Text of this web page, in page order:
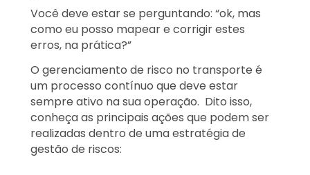
Você deve estar se perguntando: “ok, mas
como eu posso mapear e corrigir estes
erros, na prática?”
O gerenciamento de risco no transporte é
um processo contínuo que deve estar
sempre ativo na sua operação. Dito isso,
conheça as principais ações que podem ser
realizadas dentro de uma estratégia de
gestão de riscos: